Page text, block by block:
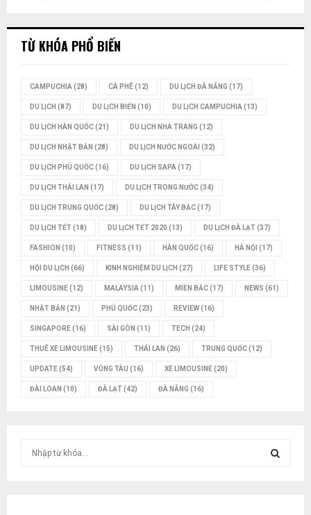
TỪ KHÓA PHỔ BIẾN
CAMPUCHIA (28) CÀ PHÊ(12) DU LỊCH ĐÀ NẴNG (17)
DU LỊCH (87) DU LỊCH BIỂN (10) DU LỊCH CAMPUCHIA (13)
DU LỊCH HÀN QUỐC(21) DU LỊCH NHA TRANG (12)
DU LỊCH NHẬT BẢN (28) DU LỊCH NƯỚC NGOÀI (32)
DU LỊCH PHÚ QUỐC(16) DU LỊCH SAPA (17)
DU LỊCH THÁI LAN (17) DU LỊCH TRONG NƯỚC(34)
DU LỊCH TRUNG QUỐC(28) DU LỊCH TÂY BẮC(17)
DU LỊCH TẾT(18) DU LỊCH TẾT 2020 (13) DU LỊCH ĐÀ LẠT(37)
FASHION (10) FITNESS (11) HÀN QUỐC(16) HÀ NỘI (17)
HỘI DU LỊCH (66) KINH NGHIỆM DU LỊCH (27) LIFE STYLE(36)
LIMOUSINE(12) MALAYSIA (11) MIỀN BẮC(17) NEWS (61)
NHẬT BẢN (21) PHÚ QUỐC(23) REVIEW(16)
SINGAPORE(16) SÀI GÒN (11) TECH (24)
THUÊ XE LIMOUSINE(15) THÁI LAN (26) TRUNG QUỐC(12)
UPDATE(54) VŨNG TÀU (16) XE LIMOUSINE(20)
ĐÀI LOAN (10) ĐÀ LẠT(42) ĐÀ NẴNG (16)